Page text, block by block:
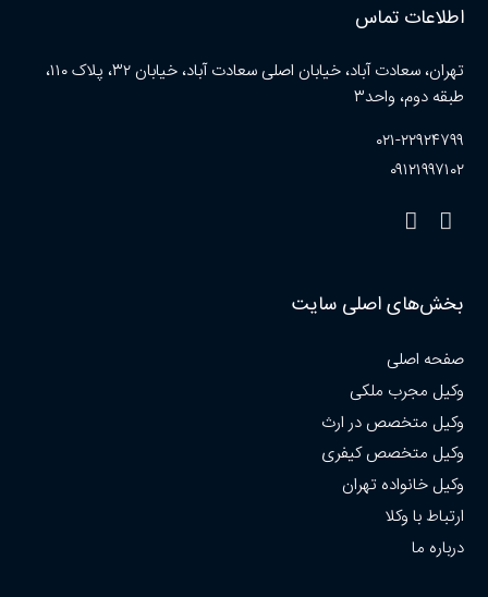
اطلاعات تماس
تهران، سعادت آباد، خیابان اصلی سعادت آباد، خیابان ۳۲، پلاک ۱۱۰،
طبقه دوم، واحد۳
۰۲۱-۲۲۹۲۴۷۹۹
۰۹۱۲۱۹۹۷۱۰۲
بخش‌های اصلی سایت
صفحه اصلی
وکیل مجرب ملکی
وکیل متخصص در ارث
وکیل متخصص کیفری
وکیل خانواده تهران
ارتباط با وکلا
درباره ما